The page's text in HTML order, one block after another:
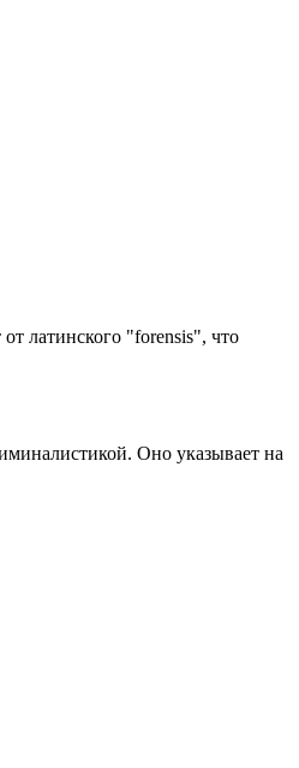
латинского "forensis", что
Оно указывает на